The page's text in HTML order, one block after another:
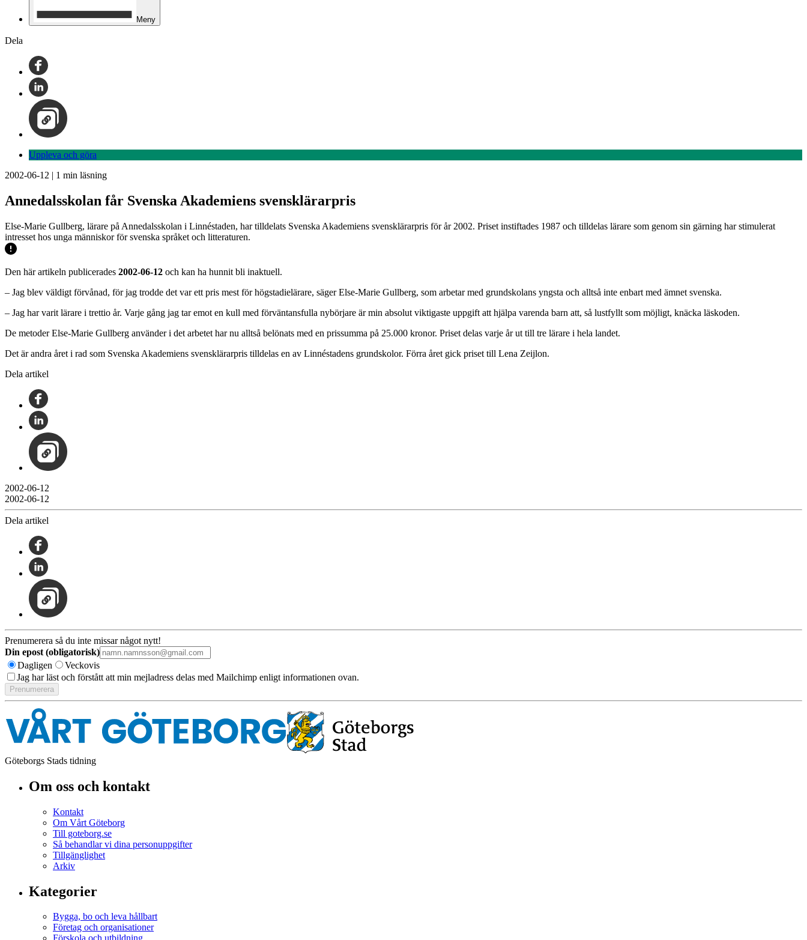
Meny
Dela
Uppleva och göra
2002-06-12 | 1 min läsning
Annedalsskolan får Svenska Akademiens svensklärarpris
Else-Marie Gullberg, lärare på Annedalsskolan i Linnéstaden, har tilldelats Svenska Akademiens svensklärarpris för år 2002. Priset instiftades 1987 och tilldelas lärare som genom sin gärning har stimulerat
intresset hos unga människor för svenska språket och litteraturen.
Den här artikeln publicerades 2002-06-12 och kan ha hunnit bli inaktuell.
– Jag blev väldigt förvånad, för jag trodde det var ett pris mest för högstadielärare, säger Else-Marie Gullberg, som arbetar med grundskolans yngsta och alltså inte enbart med ämnet svenska.
– Jag har varit lärare i trettio år. Varje gång jag tar emot en kull med förväntansfulla nybörjare är min absolut viktigaste uppgift att hjälpa varenda barn att, så lustfyllt som möjligt, knäcka läskoden.
De metoder Else-Marie Gullberg använder i det arbetet har nu alltså belönats med en prissumma på 25.000 kronor. Priset delas varje år ut till tre lärare i hela landet.
Det är andra året i rad som Svenska Akademiens svensklärarpris tilldelas en av Linnéstadens grundskolor. Förra året gick priset till Lena Zeijlon.
Dela artikel
2002-06-12
2002-06-12
Dela artikel
Prenumerera så du inte missar något nytt!
Din epost (obligatorisk)
Dagligen
Veckovis
Jag har läst och förstått att min mejladress delas med Mailchimp enligt informationen ovan.
Göteborgs Stads tidning
Om oss och kontakt
Kontakt
Om Vårt Göteborg
Till goteborg.se
Så behandlar vi dina personuppgifter
Tillgänglighet
Arkiv
Kategorier
Bygga, bo och leva hållbart
Företag och organisationer